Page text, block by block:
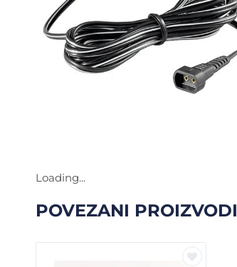
Loading...
POVEZANI PROIZVODI